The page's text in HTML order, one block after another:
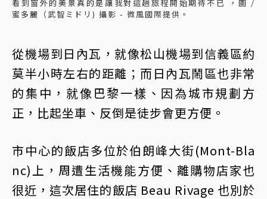
看到窗外的美景真的是讓我對這趟旅程開始期待不已 ，圖 /
蜜多麗（武智ミドリ) 攝影 - 微風國際提供。
從機場到日內瓦，就像松山機場到信義區約
莫半小時左右的距離；而日內瓦鬧區也非常
的集中，就像巴黎一樣、因為城市規劃方
正，比起坐車、反倒是徒步會更方便。
市中心的飯店多位於伯朗峰大街(Mont-Bla
nc)上，周遭生活機能方便、離購物店家也
很近，這次居住的飯店 Beau Rivage 也別於